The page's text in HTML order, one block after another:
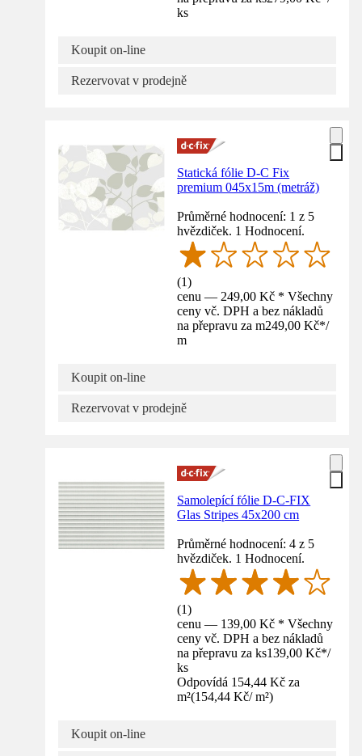
ks
Koupit on-line
Rezervovat v prodejně
Statická fólie D-C Fix
premium 045x15m (metráž)
Průměrné hodnocení: 1 z 5
hvězdiček. 1 Hodnocení.
(1)
cenu — 249,00 Kč * Všechny
ceny vč. DPH a bez nákladů
na přepravu za m249,00 Kč*/
m
Koupit on-line
Rezervovat v prodejně
Samolepící fólie D-C-FIX
Glas Stripes 45x200 cm
Průměrné hodnocení: 4 z 5
hvězdiček. 1 Hodnocení.
(1)
cenu — 139,00 Kč * Všechny
ceny vč. DPH a bez nákladů
na přepravu za ks139,00 Kč*/
ks
Odpovídá 154,44 Kč za
m²(154,44 Kč/ m²)
Koupit on-line